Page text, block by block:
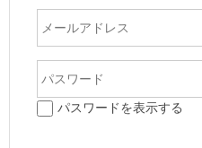
パスワードを表示する